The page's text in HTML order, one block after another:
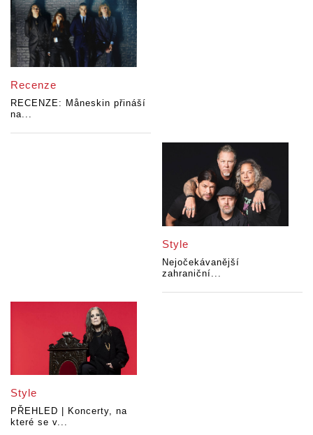
Recenze
RECENZE: Måneskin přináší
na...
Style
Nejočekávanější
zahraniční...
Style
PŘEHLED | Koncerty, na
které se v...